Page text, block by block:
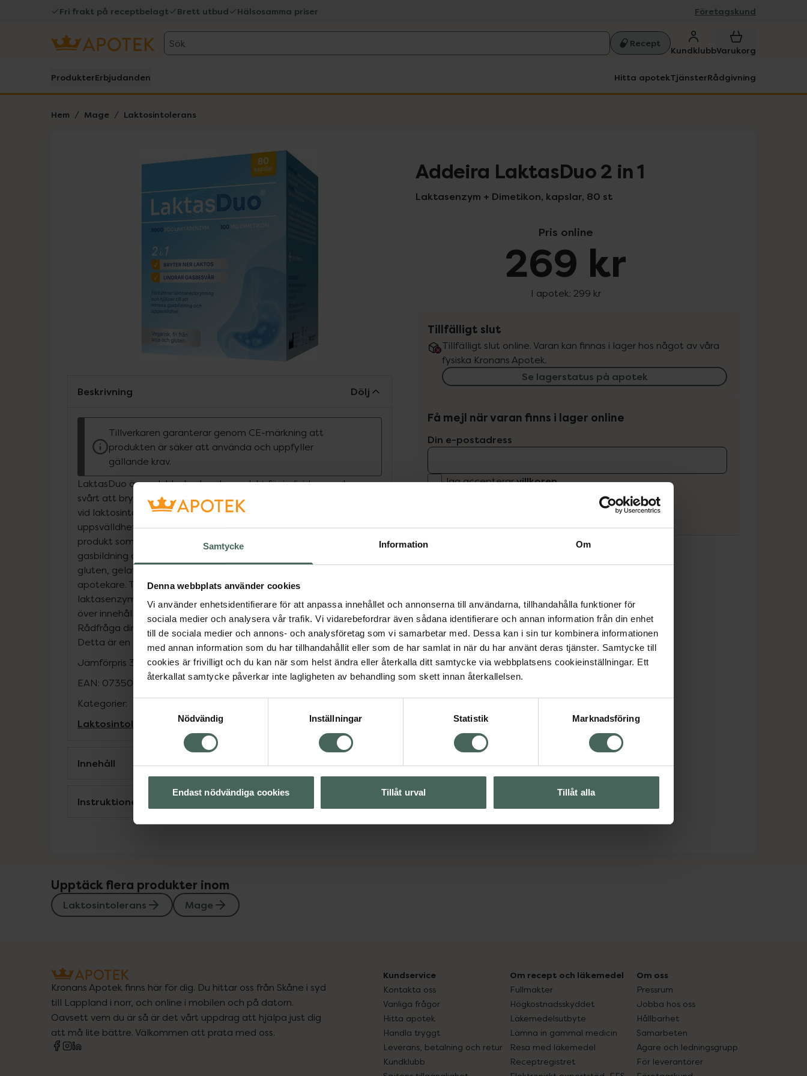
Samtycke Information Om
Denna webbplats använder cookies
Vi använder enhetsidentifierare för att anpassa innehållet och annonserna till användarna, tillhandahålla funktioner för
sociala medier och analysera vår trafik. Vi vidarebefordrar även sådana identifierare och annan information från din enhet
till de sociala medier och annons- och analysföretag som vi samarbetar med. Dessa kan i sin tur kombinera informationen
med annan information som du har tillhandahållit eller som de har samlat in när du har använt deras tjänster. Samtycke till
cookies är frivilligt och du kan när som helst ändra eller återkalla ditt samtycke via webbplatsens cookieinställningar. Ett
återkallat samtycke påverkar inte lagligheten av behandling som skett innan återkallelsen.
Nödvändig
Inställningar Statistik Marknadsföring
Endast nödvändiga cookies Tillåt urval Tillåt alla
Fri frakt på receptbelagt Brett utbud Hälsosamma priser Företagskund
Sök Recept
KundklubbVarukorg
ProdukterErbjudanden Hitta apotekTjänsterRådgivning
Hem Mage Laktosintolerans
Lista: . Innehåller 1 objekt. Addeira LaktasDuo 2 in 1
Laktasenzym + Dimetikon, kapslar, 80 st
Pris online
269 kr
I apotek: 299 kr
Tillfälligt slut
Tillfälligt slut online. Varan kan finnas i lager hos något av våra
fysiska Kronans Apotek.
Se lagerstatus på apotek
Få mejl när varan finns i lager online
Din e-postadress
Jag accepterar villkoren
Fler produkter från Addeira
Beskrivning Dölj
Tillverkaren garanterar genom CE-märkning att
produkten är säker att använda och uppfyller
gällande krav.
LaktasDuo är en dubbelverkande produkt för individer som har
svårt att bryta ner laktos och får besvär av gaser och uppsvälldhet
vid laktosintag. LaktasDuo® hjälper till att minska gasbildning och
uppsvälldhet i samband med laktosintag. En dubbelverkande
produkt som underlättar magproblem orsakade avöverdriven
gasbildning och bryter effektivt ner laktos. Vegaska. Fria från soja,
gluten, gelatin och laktos. Framtagen av svenska legitimerade
apotekare. Tillverkad i Finland. Varje kapsel innehåller 5000 FCC
laktasenzym och 100 mg dimetikon.Svälj kapslarna hela eller strö
över innehållet i valfri kyld mat. För vuxna och barn från 6 år.
Rådfråga din läkare eller ditt apotek om du är gravid eller ammar.
Detta är en CE-märkt medicinteknisk produkt.
Jämförpris 3,74 kr/st
EAN: 07350123501704
Kategorier:
Laktosintolerans Mage
Innehåll Visa
Instruktioner
Upptäck flera produkter inom
Laktosintolerans Mage
Kronans Apotek finns här för dig. Du hittar oss från Skåne i syd
till Lappland i norr, och online i mobilen och på datorn.
Oavsett vem du är så är det vårt uppdrag att hjälpa just dig
att må lite bättre. Välkommen att prata med oss.
Kundservice
Kontakta oss
Vanliga frågor
Hitta apotek
Handla tryggt
Leverans, betalning och retur
Kundklubb
Om recept och läkemedel
Fullmakter
Högkostnadsskyddet
Läkemedelsutbyte
Lämna in gammal medicin
Resa med läkemedel
Receptregistret
Om oss
Pressrum
Jobba hos oss
Hållbarhet
Samarbeten
Ägare och ledningsgrupp
För leverantörer